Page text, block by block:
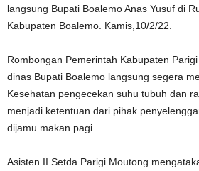
langsung Bupati Boalemo Anas Yusuf di
Kabupaten Boalemo. Kamis,10/2/22.
Rombongan Pemerintah Kabupaten
dinas Bupati Boalemo langsung segera
Kesehatan pengecekan suhu tubuh dan
menjadi ketentuan dari pihak
dijamu makan pagi.
Asisten II Setda Parigi Moutong